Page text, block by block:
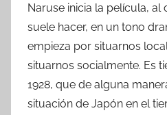
Naruse inicia la película,
suele hacer, en un tono
empieza por situarnos
situarnos socialmente. Es
1928, que de alguna
situación de Japón en el